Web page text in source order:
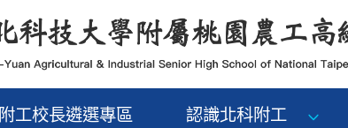
附工校長遴選專區 認識北科附工